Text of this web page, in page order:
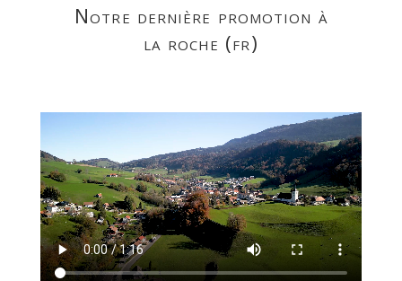
notre dernière promotion à
la roche (fr)